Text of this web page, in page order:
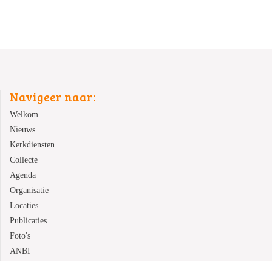
Navigeer naar:
Welkom
Nieuws
Kerkdiensten
Collecte
Agenda
Organisatie
Locaties
Publicaties
Foto's
ANBI